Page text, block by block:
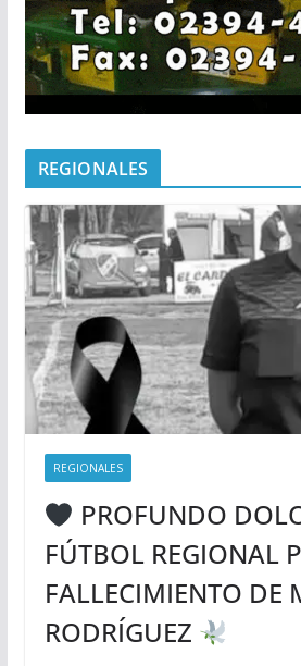
REGIONALES
REGIONALES
PROFUNDO
FÚTBOL REGIONAL
FALLECIMIENTO DE
RODRÍGUEZ